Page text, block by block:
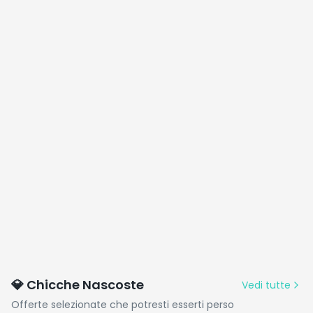
💎 Chicche Nascoste
Vedi tutte
Offerte selezionate che potresti esserti perso